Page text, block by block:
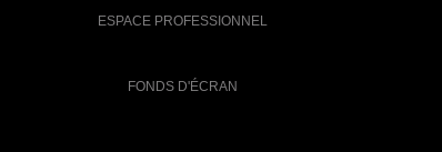
ESPACE PROFESSIONNEL
FONDS D'ÉCRAN